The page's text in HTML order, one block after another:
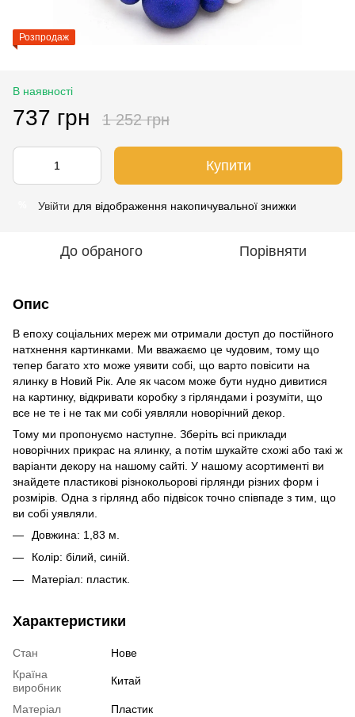
Розпродаж
В наявності
737 грн 1 252 грн
Купити
Увійти для відображення накопичувальної знижки
До обраного Порівняти
Опис
В епоху соціальних мереж ми отримали доступ до постійного
натхнення картинками. Ми вважаємо це чудовим, тому що
тепер багато хто може уявити собі, що варто повісити на
ялинку в Новий Рік. Але як часом може бути нудно дивитися
на картинку, відкривати коробку з гірляндами і розуміти, що
все не те і не так ми собі уявляли новорічний декор.
Тому ми пропонуємо наступне. Зберіть всі приклади
новорічних прикрас на ялинку, а потім шукайте схожі або такі ж
варіанти декору на нашому сайті. У нашому асортименті ви
знайдете пластикові різнокольорові гірлянди різних форм і
розмірів. Одна з гірлянд або підвісок точно співпаде з тим, що
ви собі уявляли.
Довжина: 1,83 м.
Колір: білий, синій.
Матеріал: пластик.
Характеристики
Стан
Нове
Країна
виробник
Китай
Матеріал
Пластик